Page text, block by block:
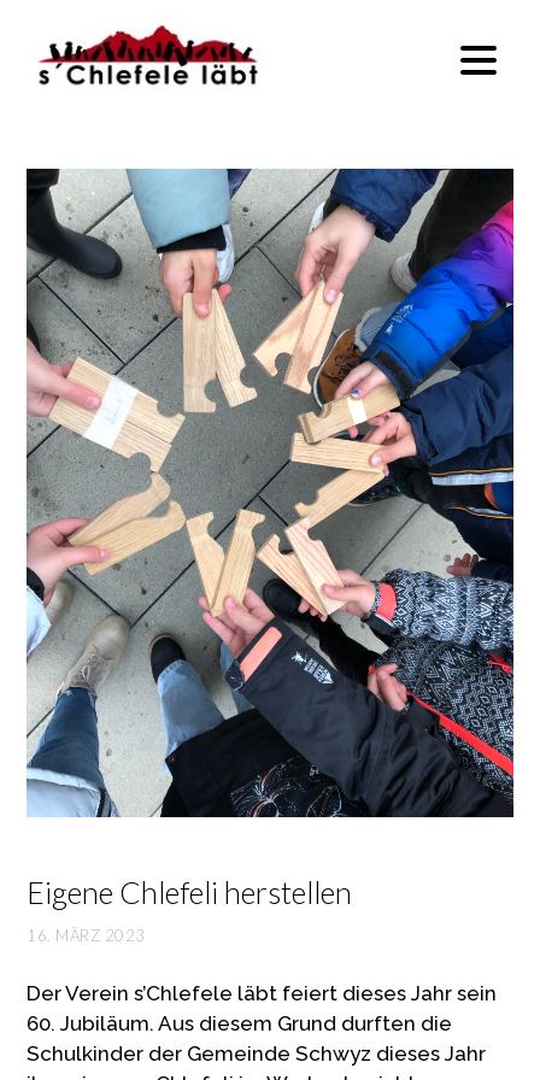
Eigene Chlefeli herstellen
16. MÄRZ 2023
Der Verein s’Chlefele läbt feiert dieses Jahr sein
60. Jubiläum. Aus diesem Grund durften die
Schulkinder der Gemeinde Schwyz dieses Jahr